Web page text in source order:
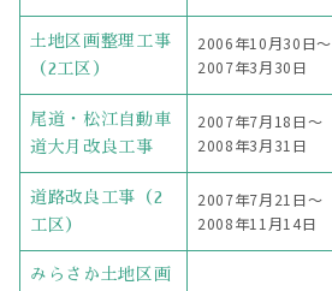
土地区画整理工事
（2工区）
2006年10月30日〜
2007年3月30日
尾道・松江自動車
道大月改良工事
2007年7月18日〜
2008年3月31日
道路改良工事（2
工区）
2007年7月21日〜
2008年11月14日
みらさか土地区画